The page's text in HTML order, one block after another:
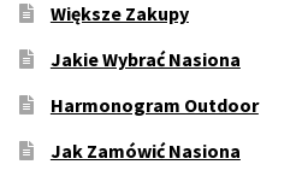
Większe Zakupy
Jakie Wybrać Nasiona
Harmonogram Outdoor
Jak Zamówić Nasiona